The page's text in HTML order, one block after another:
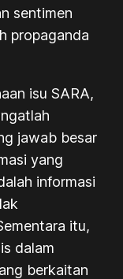
sentimen
propaganda
isu SARA,
jawab besar
yang
informasi
itu,
dalam
berkaitan